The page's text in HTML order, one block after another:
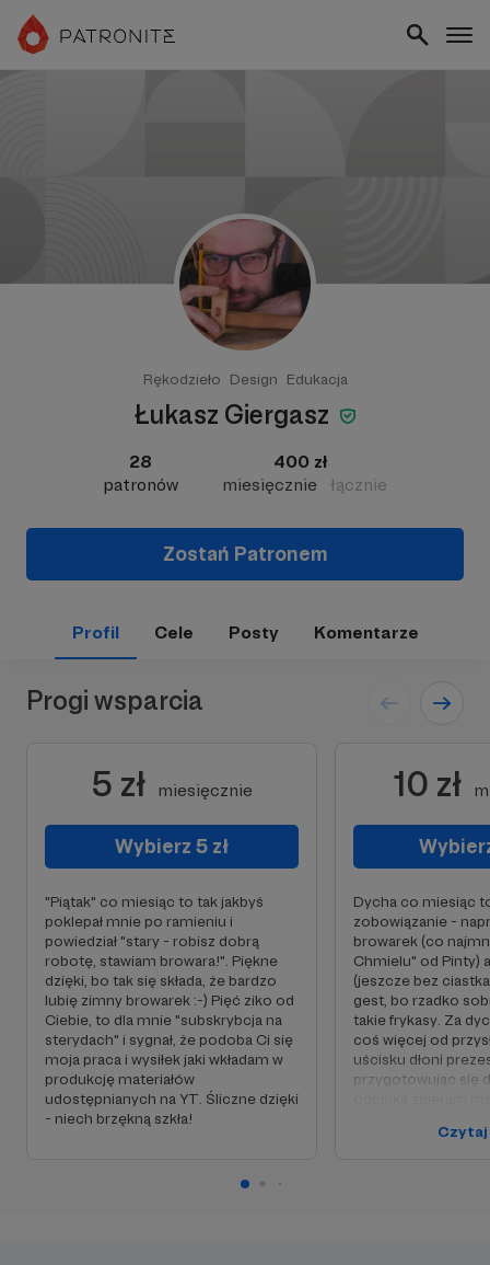
Rękodzieło Design Edukacja
Łukasz Giergasz
28
patronów
400 zł
miesięcznie
łącznie
Zostań Patronem
Profil Cele Posty Komentarze
Progi wsparcia
5 zł miesięcznie
Wybierz 5 zł
"Piątak" co miesiąc to tak jakbyś
poklepał mnie po ramieniu i
powiedział "stary - robisz dobrą
robotę, stawiam browara!". Piękne
dzięki, bo tak się składa, że bardzo
lubię zimny browarek :-) Pięć ziko od
Ciebie, to dla mnie "subskrybcja na
sterydach" i sygnał, że podoba Ci się
moja praca i wysiłek jaki wkładam w
produkcję materiałów
udostępnianych na YT. Śliczne dzięki
- niech brzękną szkła!
10 zł
Dycha co miesiąc
zobowiązanie -
browarek (co
Chmielu" od Pinty)
(jeszcze bez
gest, bo rzadko
takie frykasy. Za
coś więcej od
uścisku dłoni
przygotowując się
są potem nigdzie